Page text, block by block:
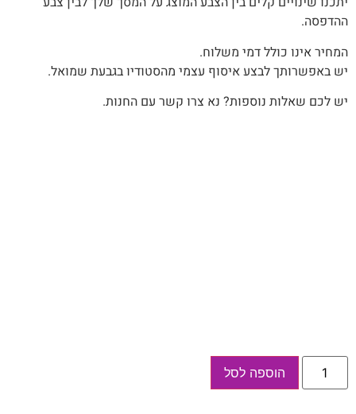
ההדפסה.
המחיר אינו כולל דמי משלוח.
יש באפשרותך לבצע איסוף עצמי מהסטודיו בגבעת שמואל.
יש לכם שאלות נוספות? נא צרו קשר עם החנות.
כמות
קופסת
הוספה לסל